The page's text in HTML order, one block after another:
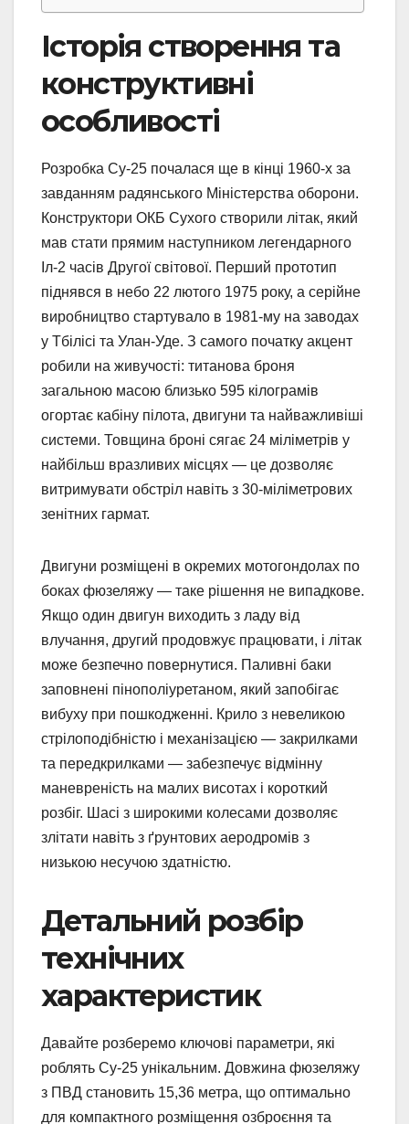
Історія створення та
конструктивні
особливості
Розробка Су-25 почалася ще в кінці 1960-х за
завданням радянського Міністерства оборони.
Конструктори ОКБ Сухого створили літак, який
мав стати прямим наступником легендарного
Іл-2 часів Другої світової. Перший прототип
піднявся в небо 22 лютого 1975 року, а серійне
виробництво стартувало в 1981-му на заводах
у Тбілісі та Улан-Уде. З самого початку акцент
робили на живучості: титанова броня
загальною масою близько 595 кілограмів
огортає кабіну пілота, двигуни та найважливіші
системи. Товщина броні сягає 24 міліметрів у
найбільш вразливих місцях — це дозволяє
витримувати обстріл навіть з 30-міліметрових
зенітних гармат.
Двигуни розміщені в окремих мотогондолах по
боках фюзеляжу — таке рішення не випадкове.
Якщо один двигун виходить з ладу від
влучання, другий продовжує працювати, і літак
може безпечно повернутися. Паливні баки
заповнені пінополіуретаном, який запобігає
вибуху при пошкодженні. Крило з невеликою
стрілоподібністю і механізацією — закрилками
та передкрилками — забезпечує відмінну
маневреність на малих висотах і короткий
розбіг. Шасі з широкими колесами дозволяє
злітати навіть з ґрунтових аеродромів з
низькою несучою здатністю.
Детальний розбір
технічних
характеристик
Давайте розберемо ключові параметри, які
роблять Су-25 унікальним. Довжина фюзеляжу
з ПВД становить 15,36 метра, що оптимально
для компактного розміщення озброєння та